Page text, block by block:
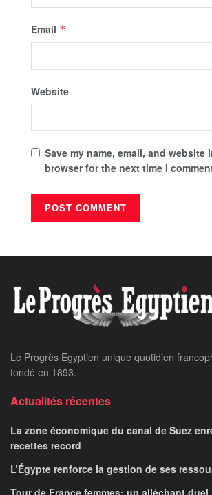
Email *
Website
Save my name, email, and website
browser for the next time I
Le Progrès Egyptien unique quotidien
fondé en 1893.
Actualités récentes
La zone économique du canal de Suez
recettes record
L’Égypte renforce la gestion de ses
Tour de France femmes: un alléchant duel